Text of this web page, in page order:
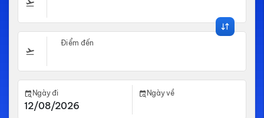
Điểm đến
Ngày đi Ngày về